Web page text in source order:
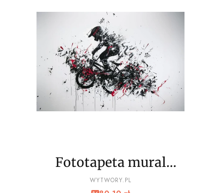
Fototapeta mural
EXTREME sport, bmx
PRODUCENT
WYTWORY.PL